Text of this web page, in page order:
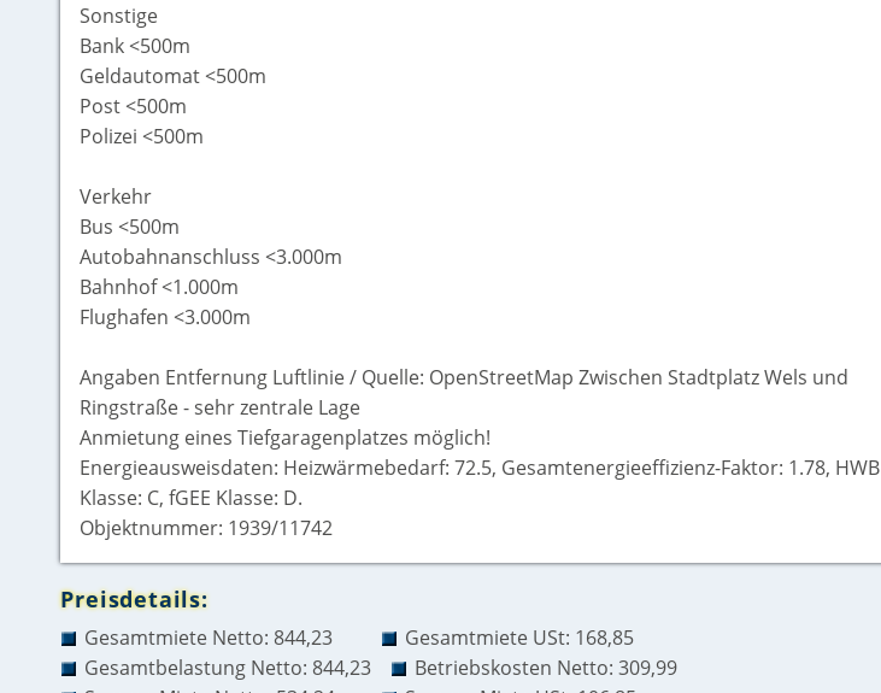
Sonstige
Bank <500m
Geldautomat <500m
Post <500m
Polizei <500m
Verkehr
Bus <500m
Autobahnanschluss <3.000m
Bahnhof <1.000m
Flughafen <3.000m
Angaben Entfernung Luftlinie / Quelle: OpenStreetMap Zwischen Stadtplatz Wels und
Ringstraße - sehr zentrale Lage
Anmietung eines Tiefgaragenplatzes möglich!
Energieausweisdaten: Heizwärmebedarf: 72.5, Gesamtenergieeffizienz-Faktor: 1.78, HWB
Klasse: C, fGEE Klasse: D.
Objektnummer: 1939/11742
Preisdetails:
Gesamtmiete Netto: 844,23
Gesamtmiete USt: 168,85
Gesamtbelastung Netto: 844,23
Betriebskosten Netto: 309,99